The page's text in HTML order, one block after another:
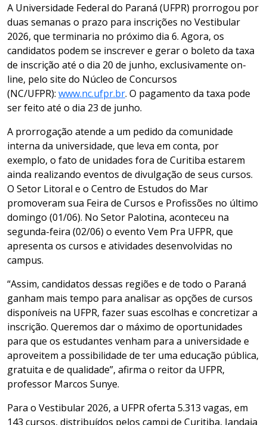
A Universidade Federal do Paraná (UFPR) prorrogou por
duas semanas o prazo para inscrições no Vestibular
2026, que terminaria no próximo dia 6. Agora, os
candidatos podem se inscrever e gerar o boleto da taxa
de inscrição até o dia 20 de junho, exclusivamente on-
line, pelo site do Núcleo de Concursos
(NC/UFPR): www.nc.ufpr.br. O pagamento da taxa pode
ser feito até o dia 23 de junho.
A prorrogação atende a um pedido da comunidade
interna da universidade, que leva em conta, por
exemplo, o fato de unidades fora de Curitiba estarem
ainda realizando eventos de divulgação de seus cursos.
O Setor Litoral e o Centro de Estudos do Mar
promoveram sua Feira de Cursos e Profissões no último
domingo (01/06). No Setor Palotina, aconteceu na
segunda-feira (02/06) o evento Vem Pra UFPR, que
apresenta os cursos e atividades desenvolvidas no
campus.
“Assim, candidatos dessas regiões e de todo o Paraná
ganham mais tempo para analisar as opções de cursos
disponíveis na UFPR, fazer suas escolhas e concretizar a
inscrição. Queremos dar o máximo de oportunidades
para que os estudantes venham para a universidade e
aproveitem a possibilidade de ter uma educação pública,
gratuita e de qualidade”, afirma o reitor da UFPR,
professor Marcos Sunye.
Para o Vestibular 2026, a UFPR oferta 5.313 vagas, em
143 cursos, distribuídos pelos campi de Curitiba, Jandaia